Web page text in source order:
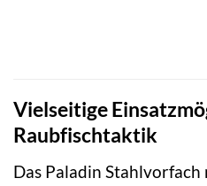
Vielseitige
Raubfischtaktik
Das Paladin